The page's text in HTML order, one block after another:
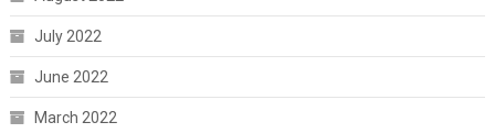
July 2022
June 2022
March 2022